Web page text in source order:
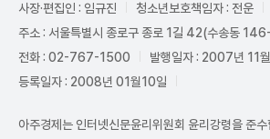
사장·편집인 : 임규진
청소년보호책임자 : 전운
주소 : 서울특별시 종로구 종로 1길 42(수송동
전화 : 02-767-1500
발행일자 : 2007년 11
등록일자 : 2008년 01월10일
아주경제는 인터넷신문윤리위원회 윤리강령을 준